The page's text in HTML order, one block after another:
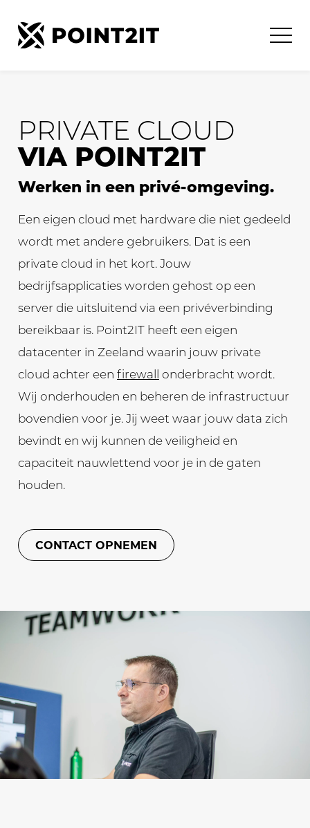
PRIVATE CLOUD
VIA POINT2IT
Werken in een privé-omgeving.
Een eigen cloud met hardware die niet gedeeld
wordt met andere gebruikers. Dat is een
private cloud in het kort. Jouw
bedrijfsapplicaties worden gehost op een
server die uitsluitend via een privéverbinding
bereikbaar is. Point2IT heeft een eigen
datacenter in Zeeland waarin jouw private
cloud achter een firewall
onderbracht wordt.
Wij onderhouden en beheren de infrastructuur
bovendien voor je. Jij weet waar jouw data zich
bevindt en wij kunnen de veiligheid en
capaciteit nauwlettend voor je in de gaten
houden.
CONTACT OPNEMEN